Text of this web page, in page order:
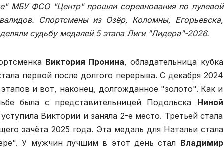
МБУ ФСО "Центр" прошли соревнования по пулевой
Спортсмены из Озёр, Коломны, Егорьевска,
судьбу медалей 5 этапа Лиги "Лидера"-2026.
Виктория Пронина, обладательница кубка
первой после долгого перерыва. С декабря 2024
и вот, наконец, долгожданное "золото". Как и
была с представительницей Подольска Ниной
Виктории и заняла 2-е место. Третьей стала
зачёта 2025 года. Эта медаль для Натальи стала
У мужчин лучшим в этот день стал Владимир